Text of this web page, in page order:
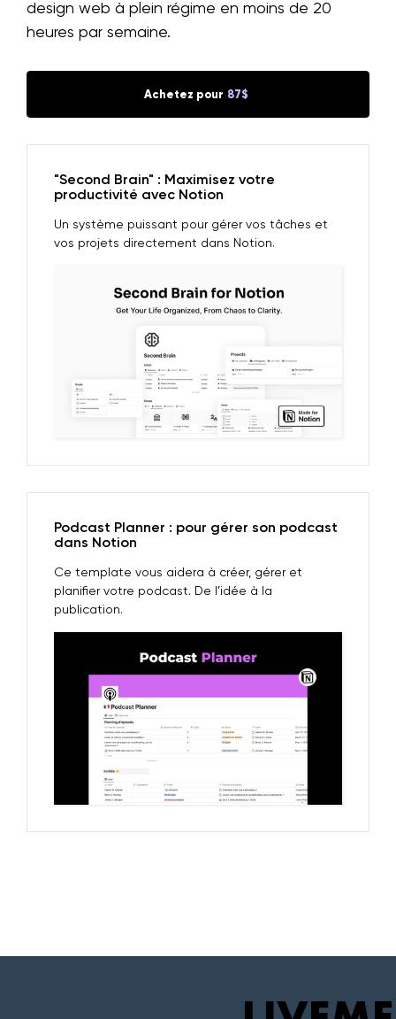
design web à plein régime en moins de 20
heures par semaine.
Achetez pour 87$
"Second Brain" : Maximisez votre
productivité avec Notion
Un système puissant pour gérer vos tâches et
vos projets directement dans Notion.
Podcast Planner : pour gérer son podcast
dans Notion
Ce template vous aidera à créer, gérer et
planifier votre podcast. De l’idée à la
publication.